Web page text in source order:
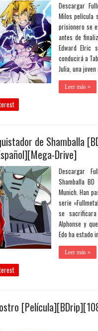
Descargar
Milos película
prisionero se
antes de
Edward Elric
conducirá a
Julia, una
Leer más »
de Shamballa
Drive]
Descargar
Shamballa
Munich. Han
serie
se
Alphonse y
Edo ha estado
Leer más »